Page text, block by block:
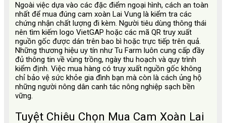
Ngoài việc dựa vào các đặc điểm ngoại hình, cách an toàn
nhất để mua đúng cam xoàn Lai Vung là kiểm tra các
chứng nhận chất lượng đi kèm. Người tiêu dùng thông thái
nên tìm kiếm logo VietGAP hoặc các mã QR truy xuất
nguồn gốc được dán trên bao bì hoặc trực tiếp trên quả.
Những thương hiệu uy tín như Tu Farm luôn cung cấp đầy
đủ thông tin về vùng trồng, ngày thu hoạch và quy trình
kiểm định. Việc mua hàng có truy xuất nguồn gốc không
chỉ bảo vệ sức khỏe gia đình bạn mà còn là cách ủng hộ
những người nông dân canh tác nông nghiệp sạch bền
vững.
Tuyệt Chiêu Chọn Mua Cam Xoàn Lai